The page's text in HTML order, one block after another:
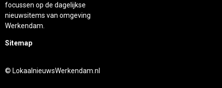
focussen op de dagelijkse
nieuwsitems van omgeving
Werkendam.
Sitemap
© LokaalnieuwsWerkendam.nl